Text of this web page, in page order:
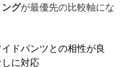
グが最優先の比較軸にな
ドパンツとの相性が良
に対応